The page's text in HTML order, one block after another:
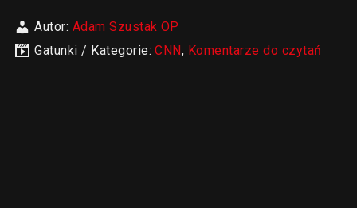
Autor: Adam Szustak OP
Gatunki / Kategorie:CNN, Komentarze do czytań